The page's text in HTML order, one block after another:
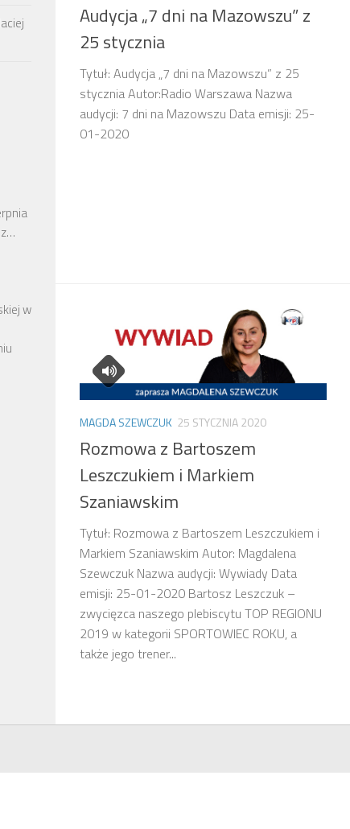
Audycja „7 dni na Mazowszu” z
25 stycznia
Tytuł: Audycja „7 dni na Mazowszu” z 25
stycznia Autor:Radio Warszawa Nazwa
audycji: 7 dni na Mazowszu Data emisji: 25-
01-2020
MAGDA SZEWCZUK 25 STYCZNIA 2020
Rozmowa z Bartoszem
Leszczukiem i Markiem
Szaniawskim
Tytuł: Rozmowa z Bartoszem Leszczukiem i
Markiem Szaniawskim Autor: Magdalena
Szewczuk Nazwa audycji: Wywiady Data
emisji: 25-01-2020 Bartosz Leszczuk –
zwycięzca naszego plebiscytu TOP REGIONU
2019 w kategorii SPORTOWIEC ROKU, a
także jego trener...
w